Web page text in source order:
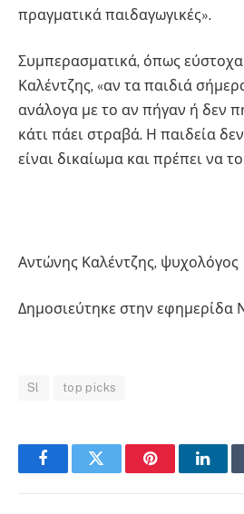
πραγματικά παιδαγωγικές».
Συμπερασματικά, όπως εύστοχα
Καλέντζης, «αν τα παιδιά
ανάλογα με το αν πήγαν ή δεν
κάτι πάει στραβά. Η παιδεία
είναι δικαίωμα και πρέπει να
Αντώνης Καλέντζης, ψυχολόγος
Δημοσιεύτηκε στην εφημερίδα
Sl top picks
FacebookTwitter Pinterest